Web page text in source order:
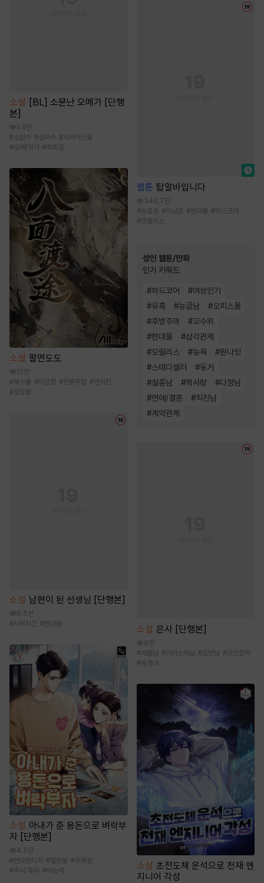
소설
[BL] 소문난 오메가 [단행
본]
1.4만
#소심수 #상처수 #시리어스물
#오해/착각 #후회공
소설 팔면도도
12만
#복수물 #비장함 #전통무협 #먼치킨
#성장물
소설 남편이 된 선생님 [단행본]
6.5천
#사제지간 #현대물
소설 아내가 준 용돈으로 벼락부
자 [단행본]
4.5만
#현대판타지 # 힐링물 #유쾌함
#주식/투자 #이능력
웹툰 탑알바입니다
346.7만
#능글공 #미남공 #현대물 #하드코어
#모럴리스
성인 웹툰/만화
인기 키워드
#하드코어 #여성인기
#유혹 #능글남 #오피스물
#후방주의 #고수위
#현대물 #삼각관계
#모럴리스 #능욕 #원나잇
#스테디셀러 #동거
#절륜남 #짝사랑 #다정남
#연애/결혼 #직진남
#계약관계
소설 은사 [단행본]
8천
#재벌남 #카리스마남 #오만남 #권선징악
#동정녀
소설 초전도체 운석으로 천재 엔
지니어 각성